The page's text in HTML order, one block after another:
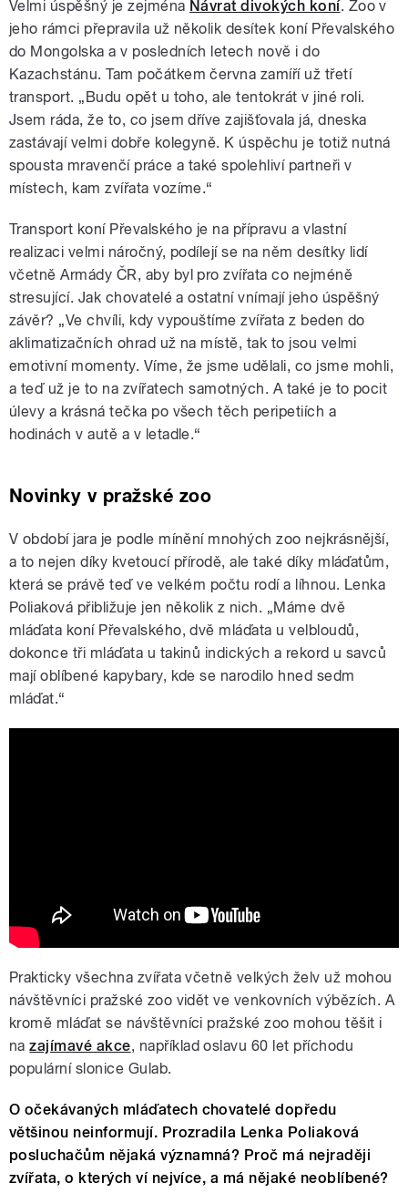
Velmi úspěšný je zejména Návrat divokých koní. Zoo v
jeho rámci přepravila už několik desítek koní Převalského
do Mongolska a v posledních letech nově i do
Kazachstánu. Tam počátkem června zamíří už třetí
transport. „Budu opět u toho, ale tentokrát v jiné roli.
Jsem ráda, že to, co jsem dříve zajišťovala já, dneska
zastávají velmi dobře kolegyně. K úspěchu je totiž nutná
spousta mravenčí práce a také spolehliví partneři v
místech, kam zvířata vozíme.“
Transport koní Převalského je na přípravu a vlastní
realizaci velmi náročný, podílejí se na něm desítky lidí
včetně Armády ČR, aby byl pro zvířata co nejméně
stresující. Jak chovatelé a ostatní vnímají jeho úspěšný
závěr? „Ve chvíli, kdy vypouštíme zvířata z beden do
aklimatizačních ohrad už na místě, tak to jsou velmi
emotivní momenty. Víme, že jsme udělali, co jsme mohli,
a teď už je to na zvířatech samotných. A také je to pocit
úlevy a krásná tečka po všech těch peripetiích a
hodinách v autě a v letadle.“
Novinky v pražské zoo
V období jara je podle mínění mnohých zoo nejkrásnější,
a to nejen díky kvetoucí přírodě, ale také díky mláďatům,
která se právě teď ve velkém počtu rodí a líhnou. Lenka
Poliaková přibližuje jen několik z nich. „Máme dvě
mláďata koní Převalského, dvě mláďata u velbloudů,
dokonce tři mláďata u takinů indických a rekord u savců
mají oblíbené kapybary, kde se narodilo hned sedm
mláďat.“
Prakticky všechna zvířata včetně velkých želv už mohou
návštěvníci pražské zoo vidět ve venkovních výbězích. A
kromě mláďat se návštěvníci pražské zoo mohou těšit i
nazajímavé akce, například oslavu 60 let příchodu
populární slonice Gulab.
O očekávaných mláďatech chovatelé dopředu
většinou neinformují. Prozradila Lenka Poliaková
posluchačům nějaká významná? Proč má nejraději
zvířata, o kterých ví nejvíce, a má nějaké neoblíbené?